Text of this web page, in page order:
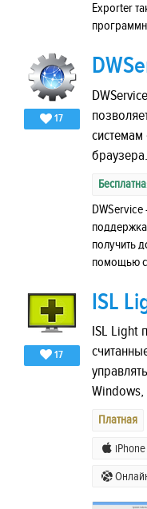
Exporter
17
браузера.
DWService
получить
помощью
17
ISL
ISL Light
Windows,
Платная
iPhone